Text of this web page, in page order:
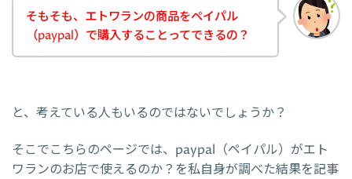
そもそも、エトワランの商品をペイパル
（paypal）で購入することってできるの？
と、考えている人もいるのではないでしょうか？
そこでこちらのページでは、paypal（ペイパル）がエト
ワランのお店で使えるのか？を私自身が調べた結果を記事